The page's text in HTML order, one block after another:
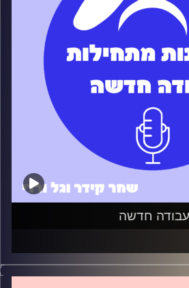
חדשה
אבל איך ממשיכים מכאן? מה הדרך
איך עונים על הציפיות של